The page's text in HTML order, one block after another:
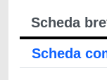
Scheda
Scheda